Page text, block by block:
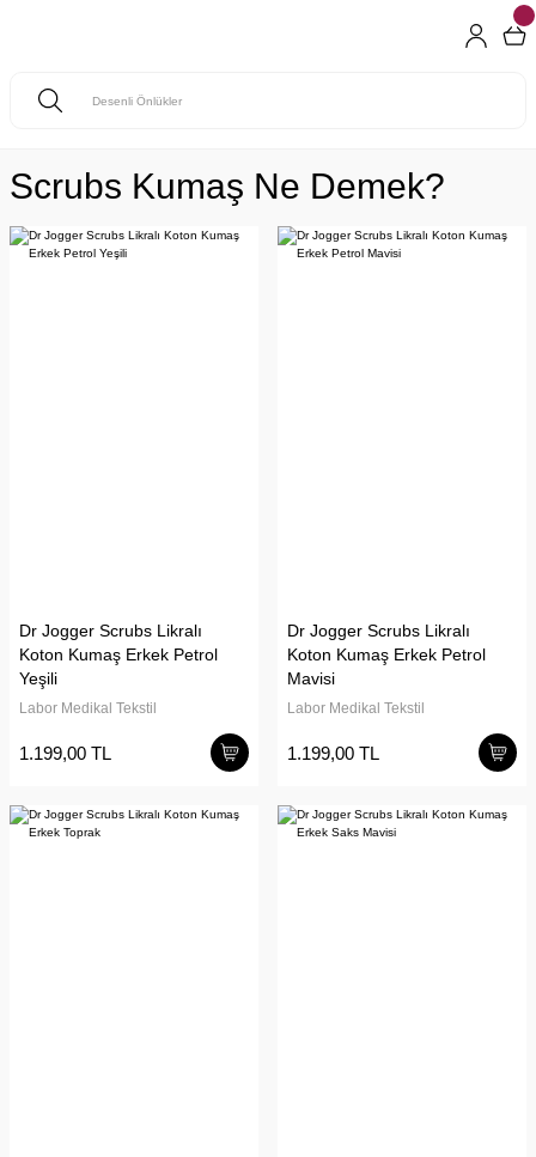
Scrubs Kumaş Ne Demek?
Dr Jogger Scrubs Likralı
Koton Kumaş Erkek Petrol
Yeşili
Labor Medikal Tekstil
1.199,00 TL
Dr Jogger Scrubs Likralı
Koton Kumaş Erkek Petrol
Mavisi
Labor Medikal Tekstil
1.199,00 TL